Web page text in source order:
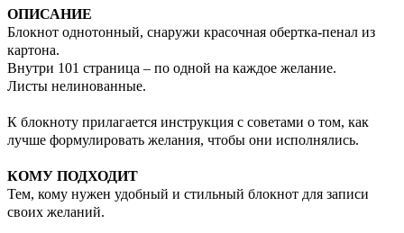
ОПИСАНИЕ
Блокнот однотонный, снаружи красочная обертка-пенал из
картона.
Внутри 101 страница – по одной на каждое желание.
Листы нелинованные.
К блокноту прилагается инструкция с советами о том, как
лучше формулировать желания, чтобы они исполнялись.
КОМУ ПОДХОДИТ
Тем, кому нужен удобный и стильный блокнот для записи
своих желаний.